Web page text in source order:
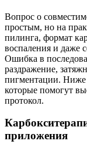
Вопрос о
простым, но на
пилинга, формат
воспаления и даже
Ошибка в
раздражение,
пигментации.
которые помогут
протокол.
приложения